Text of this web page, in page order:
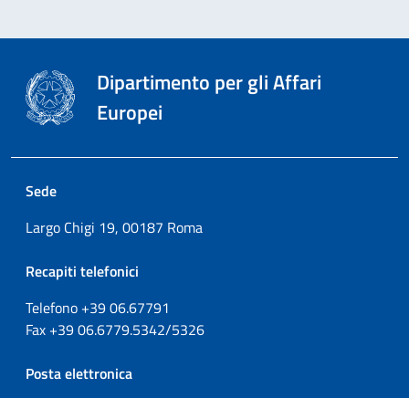
Dipartimento per gli Affari
Europei
Sede
Largo Chigi 19, 00187 Roma
Recapiti telefonici
Telefono +3906.67791
Fax +3906.6779.5342/5326
Posta elettronica